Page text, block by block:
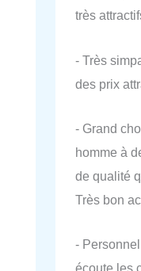
très
- Très
des prix
- Grand
homme à
de qualité
Très bon
-
écoute les